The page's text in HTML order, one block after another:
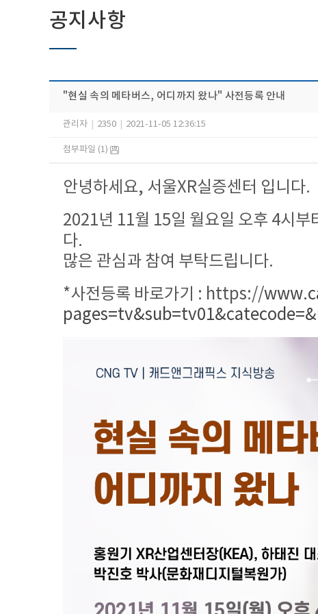
공지사항
"현실 속의 메타버스, 어디까지 왔나" 사전등록 안내
관리자 2350 2021-11-05 12:36:15
첨부파일 (1)
안녕하세요, 서울XR실증센터 입니다.
2021년 11월 15일 월요일 오후 4시부
다.
많은 관심과 참여 부탁드립니다.
*사전등록 바로가기 : https://